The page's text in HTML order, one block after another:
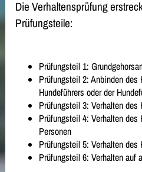
Die Verhaltensprüfung
Prüfungsteile:
Prüfungsteil 1: Gr
Prüfungsteil 2: Anbinden des
Hundeführers oder der
Prüfungsteil 3: Verhalten des
Prüfungsteil 4: Verhalten des
Personen
Prüfungsteil 5: Verhalten des
Prüfungsteil 6: Verhalten